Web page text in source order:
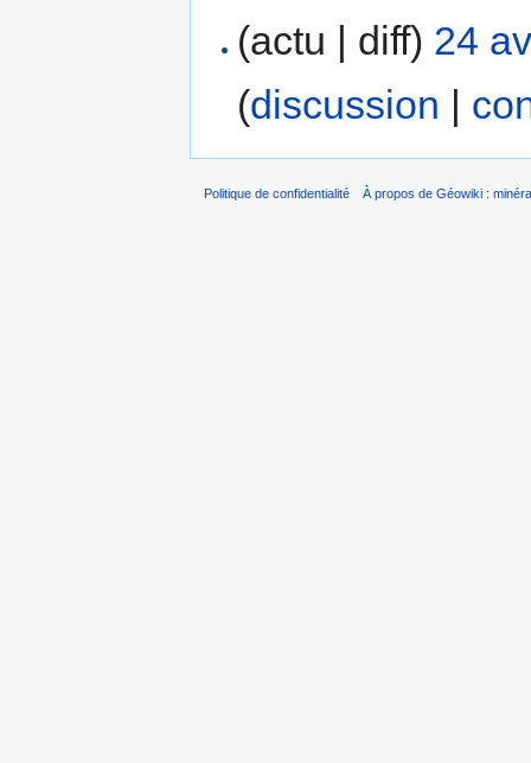
(actu | diff) 24
(discussion |
Politique de confidentialité À propos de Géowiki :